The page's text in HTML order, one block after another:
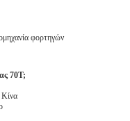
φορτηγών
70T;